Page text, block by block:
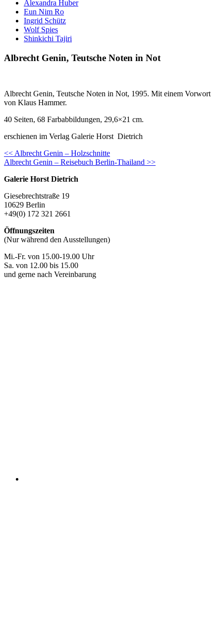
Alexandra Huber
Eun Nim Ro
Ingrid Schütz
Wolf Spies
Shinkichi Tajiri
Albrecht Genin, Teutsche Noten in Not
Albrecht Genin, Teutsche Noten in Not, 1995. Mit einem Vorwort
von Klaus Hammer.
40 Seiten, 68 Farbabbildungen, 29,6×21 cm.
erschienen im Verlag Galerie Horst Dietrich
Continue
Reading
<< Albrecht Genin – Holzschnitte
Albrecht Genin – Reisebuch Berlin-Thailand >>
Galerie Horst Dietrich
Giesebrechtstraße 19
10629 Berlin
+49(0) 172 321 2661
Öffnungszeiten
(Nur während den Ausstellungen)
Mi.-Fr. von 15.00-19.00 Uhr
Sa. von 12.00 bis 15.00
und gerne nach Vereinbarung